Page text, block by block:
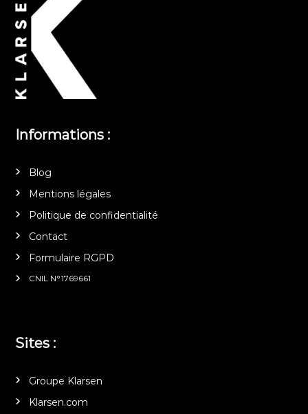
Informations :
Blog
Mentions légales
Politique de confidentialité
Contact
Formulaire RGPD
CNIL N°1769661
Sites :
Groupe Klarsen
Klarsen.com